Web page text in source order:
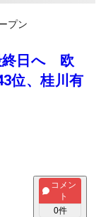
プン
終日へ 欧
位、桂川有
コメン
ト
0件